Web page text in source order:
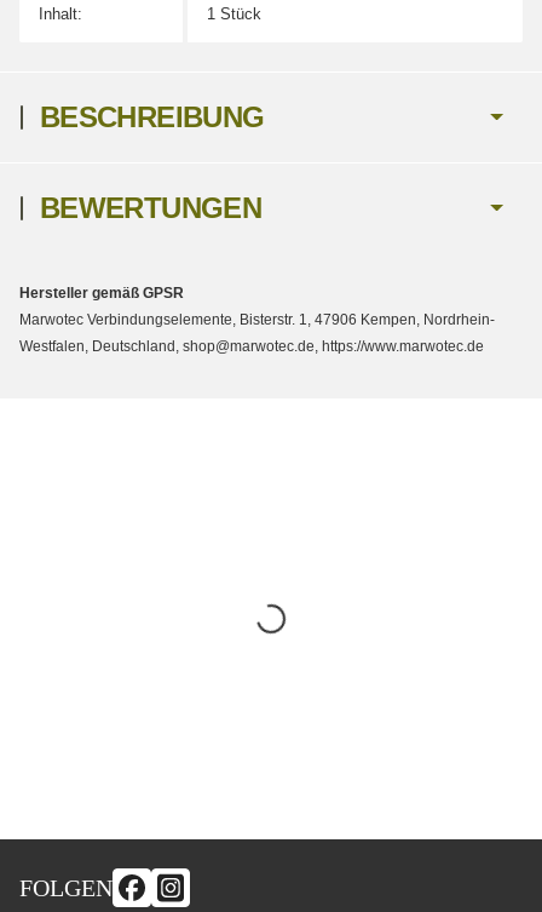
Inhalt: 1 Stück
BESCHREIBUNG
BEWERTUNGEN
Hersteller gemäß GPSR
Marwotec Verbindungselemente, Bisterstr. 1, 47906 Kempen, Nordrhein-
Westfalen, Deutschland, shop@marwotec.de, https://www.marwotec.de
FOLGEN